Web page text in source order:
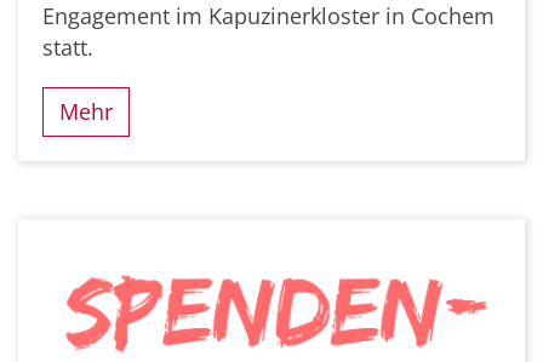
Engagement im Kapuzinerkloster in Cochem
statt.
Mehr